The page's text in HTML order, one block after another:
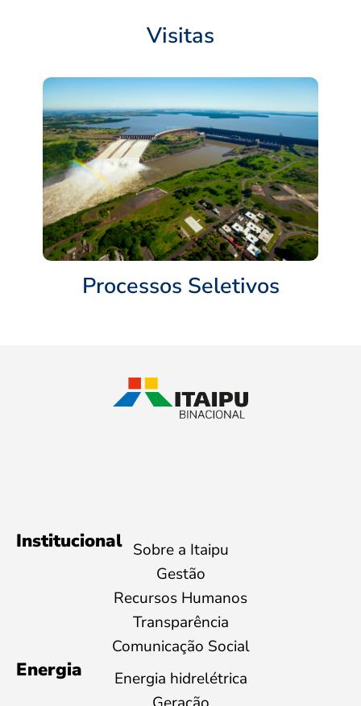
Visitas
Processos Seletivos
Institucional Sobre a Itaipu
Gestão
Recursos Humanos
Transparência
Comunicação Social
Energia
Energia hidrelétrica